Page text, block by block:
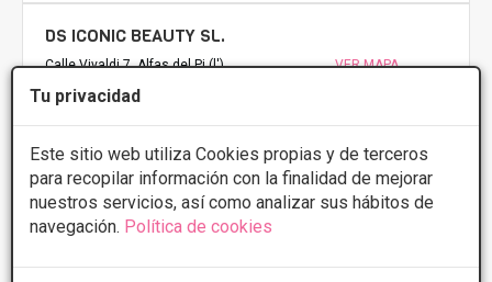
Tu privacidad
Este sitio web utiliza Cookies propias y de terceros
para recopilar información con la finalidad de mejorar
nuestros servicios, así como analizar sus hábitos de
navegación. Política de cookies
DS ICONIC BEAUTY SL.
Calle Vivaldi 7, Alfas del Pi (l') VER MAPA
PRIMERA CONSULTA GRATUITA & FINANCIACIÓN A
MEDIDA
Tratamientos desde 50€
Presupuestos con5% de descuento *